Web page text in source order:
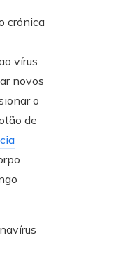
crónica
vírus
novos
o
de